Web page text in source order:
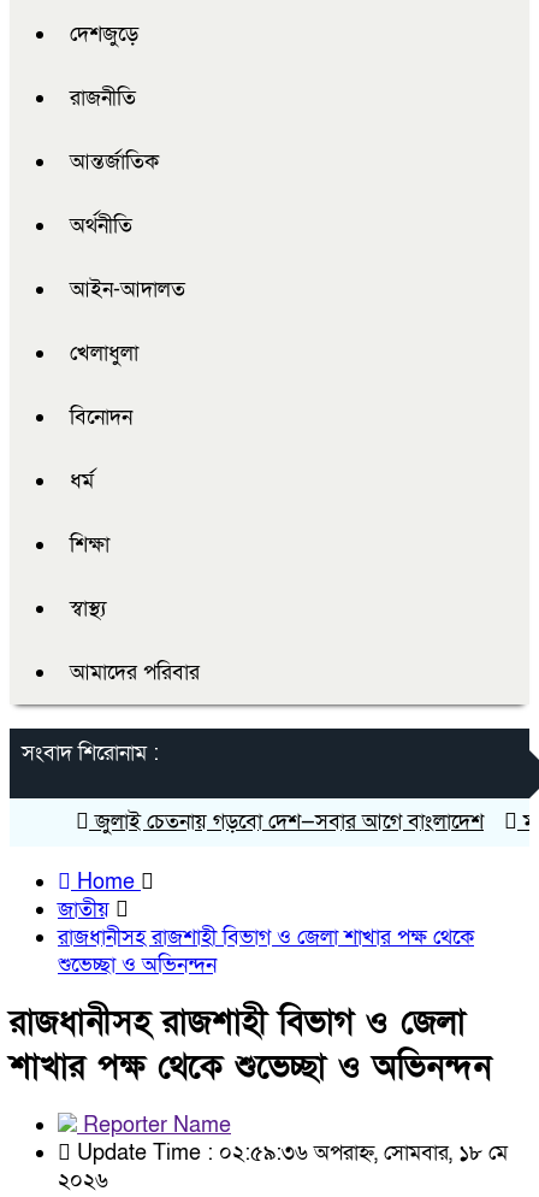
দেশজুড়ে
রাজনীতি
আন্তর্জাতিক
অর্থনীতি
আইন-আদালত
খেলাধুলা
বিনোদন
ধর্ম
শিক্ষা
স্বাস্থ্য
আমাদের পরিবার
সংবাদ শিরোনাম :
জুলাই চেতনায় গড়বো দেশ—সবার আগে বাংলাদেশ
Home
জাতীয়
রাজধানীসহ রাজশাহী বিভাগ ও জেলা শাখার পক্ষ থেকে
শুভেচ্ছা ও অভিনন্দন
রাজধানীসহ রাজশাহী বিভাগ ও জেলা
শাখার পক্ষ থেকে শুভেচ্ছা ও অভিনন্দন
Reporter Name
Update Time : ০২:৫৯:৩৬ অপরাহ্ন, সোমবার, ১৮ মে
২০২৬